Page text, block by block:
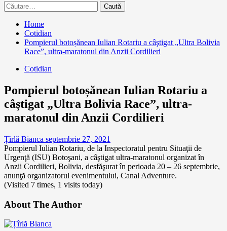
Caută
după:
Home
Cotidian
Pompierul botoșănean Iulian Rotariu a câştigat „Ultra Bolivia
Race”, ultra-maratonul din Anzii Cordilieri
Cotidian
Pompierul botoșănean Iulian Rotariu a
câştigat „Ultra Bolivia Race”, ultra-
maratonul din Anzii Cordilieri
Țîrlă Bianca septembrie 27, 2021
Pompierul Iulian Rotariu, de la Inspectoratul pentru Situaţii de
Urgenţă (ISU) Botoşani, a câştigat ultra-maratonul organizat în
Anzii Cordilieri, Bolivia, desfăşurat în perioada 20 – 26 septembrie,
anunţă organizatorul evenimentului, Canal Adventure.
(Visited 7 times, 1 visits today)
About The Author